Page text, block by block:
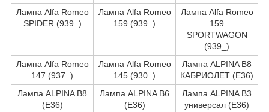
Лампа Alfa Romeo
SPIDER (939_)
Лампа Alfa Romeo
159 (939_)
Лампа Alfa Romeo
159
SPORTWAGON
(939_)
Лампа Alfa Romeo
147 (937_)
Лампа Alfa Romeo
145 (930_)
Лампа ALPINA B8
КАБРИОЛЕТ (E36)
Лампа ALPINA B8
(E36)
Лампа ALPINA B6
(E36)
Лампа ALPINA B3
универсал (E36)